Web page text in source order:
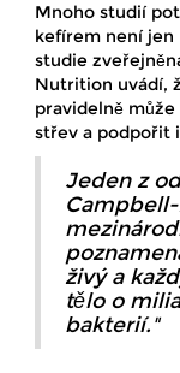
Mnoho studií
kefírem není
studie
Nutrition uvádí,
pravidelně
střev a podpořit
Jeden z
živý a
tělo o
bakterií."